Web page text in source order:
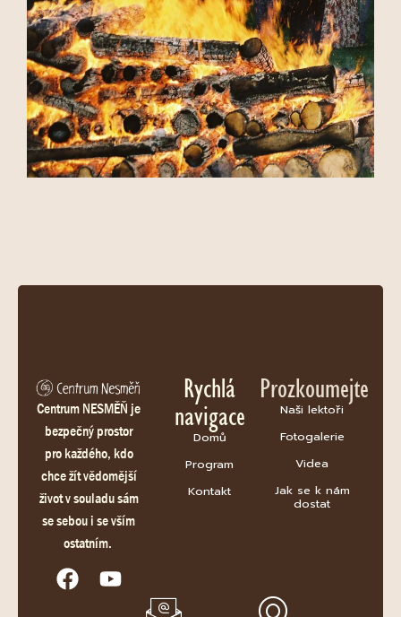
Centrum NESMĚŇ je
bezpečný prostor
pro každého, kdo
chce žít vědomější
život v souladu sám
se sebou i se vším
ostatním.
Rychlá
navigace
Domů
Program
Kontakt
Prozkoumejte
Naši lektoři
Fotogalerie
Videa
Jak se k nám
dostat